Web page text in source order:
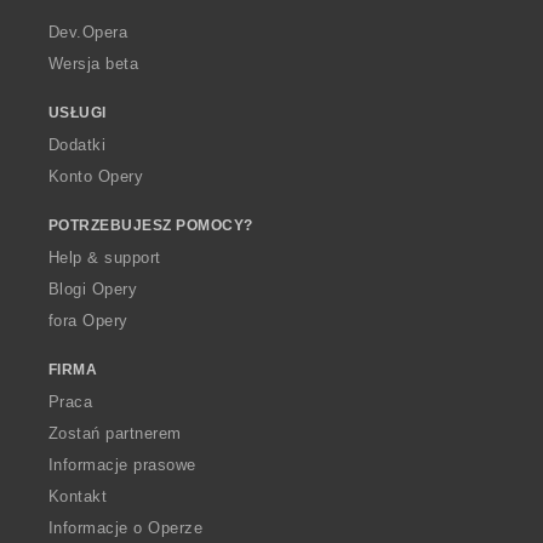
a
Dev.Opera
Wersja beta
USŁUGI
Dodatki
Konto Opery
POTRZEBUJESZ POMOCY?
Help & support
Blogi Opery
fora Opery
FIRMA
Praca
Zostań partnerem
Informacje prasowe
Kontakt
Informacje o Operze